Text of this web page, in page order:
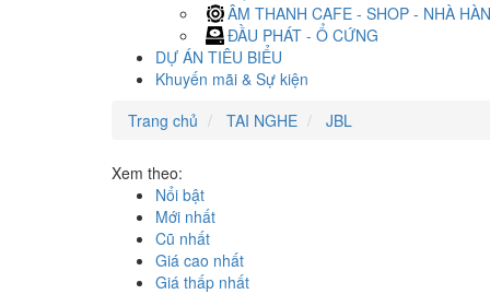
ÂM THANH CAFE - SHOP - NHÀ
ĐẦU PHÁT - Ổ CỨNG
DỰ ÁN TIÊU BIỂU
Khuyến mãi & Sự kiện
Trang chủ
TAI NGHE JBL
Xem theo:
Nổi bật
Mới nhất
Cũ nhất
Giá cao nhất
Giá thấp nhất